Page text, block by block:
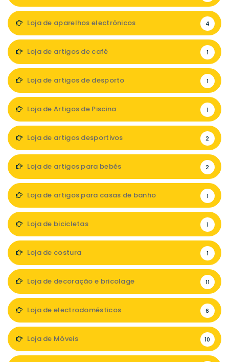
Loja de aparelhos electrónicos 4
Loja de artigos de café 1
Loja de artigos de desporto 1
Loja de Artigos de Piscina 1
Loja de artigos desportivos 2
Loja de artigos para bebés 2
Loja de artigos para casas de banho 1
Loja de bicicletas 1
Loja de costura 1
Loja de decoração e bricolage 11
Loja de electrodomésticos 6
Loja de Móveis 10